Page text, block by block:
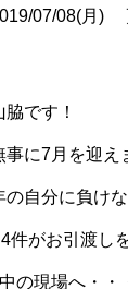
07/08(月)
です！
に7月を迎え
の自分に負け
件がお引渡し
の現場へ・・